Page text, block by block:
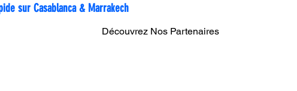
sur Casablanca & Marrakech
Découvrez Nos Partenaires